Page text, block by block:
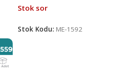
Stok sor
Stok Kodu: ME-1592